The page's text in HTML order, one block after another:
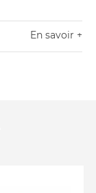
En savoir +